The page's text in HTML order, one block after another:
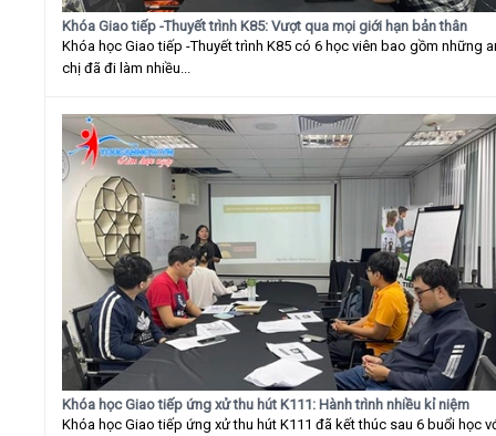
Khóa Giao tiếp -Thuyết trình K85: Vượt qua mọi giới hạn bản thân
Khóa học Giao tiếp -Thuyết trình K85 có 6 học viên bao gồm những
chị đã đi làm nhiều...
Khóa học Giao tiếp ứng xử thu hút K111: Hành trình nhiều kỉ niệm
Khóa học Giao tiếp ứng xử thu hút K111 đã kết thúc sau 6 buổi học